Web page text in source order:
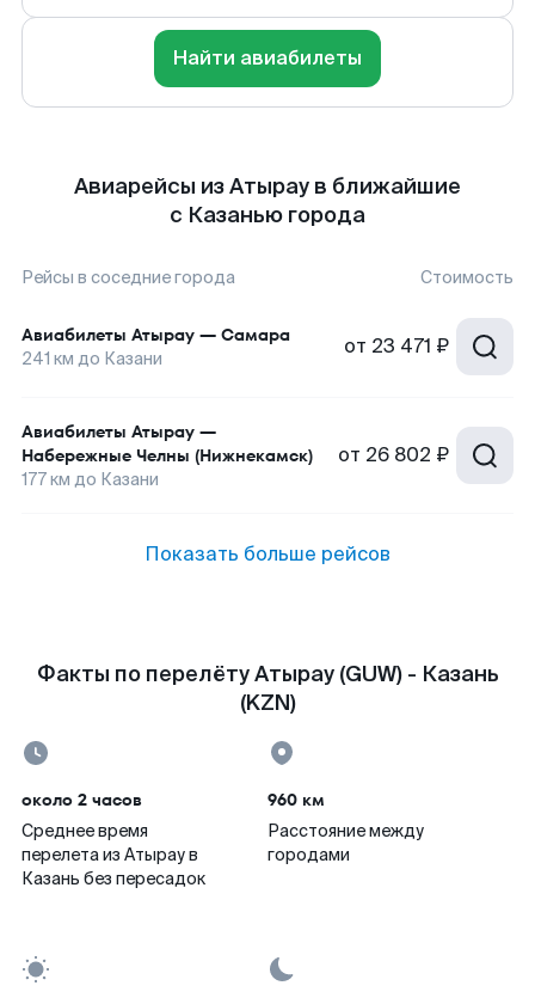
Найти авиабилеты
Авиарейсы из Атырау в ближайшие
с Казанью города
Рейсы в соседние города Стоимость
Авиабилеты Атырау — Самара
241 км до Казани от 23 471 ₽
Авиабилеты Атырау —
Набережные Челны (Нижнекамск)
177км до Казани
от 26 802 ₽
Показать больше рейсов
Факты по перелёту Атырау (GUW) - Казань
(KZN)
около 2 часов
Среднее время
перелета из Атырау в
Казань без пересадок
960 км
Расстояние между
городами